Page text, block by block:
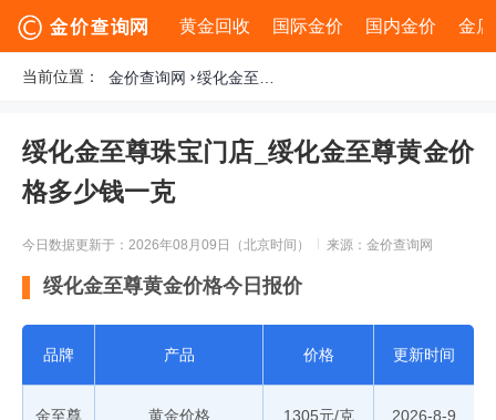
黄金回收 国际金价 国内金价 金
当前位置： 金价查询网 绥化金至尊珠宝门店_绥化金至尊黄金价格多少钱一克
绥化金至尊珠宝门店_绥化金至尊黄金价
格多少钱一克
今日数据更新于：2026年08月09日（北京时间） 来源：金价查询网
绥化金至尊黄金价格今日报价
品牌 产品 价格 更新时间
金至尊 黄金价格 1305元/克 2026-8-9